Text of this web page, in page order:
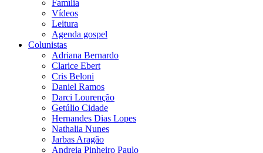
Família
Vídeos
Leitura
Agenda gospel
Colunistas
Adriana Bernardo
Clarice Ebert
Cris Beloni
Daniel Ramos
Darci Lourenção
Getúlio Cidade
Hernandes Dias Lopes
Nathalia Nunes
Jarbas Aragão
Andreia Pinheiro Paulo